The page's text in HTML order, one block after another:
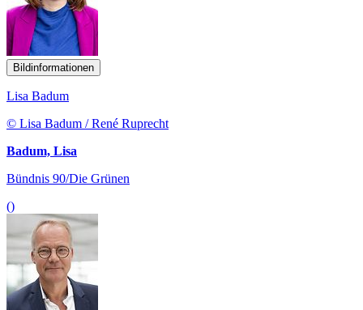
Bildinformationen
Lisa Badum
© Lisa Badum / René Ruprecht
Badum, Lisa
Bündnis 90/Die Grünen
()